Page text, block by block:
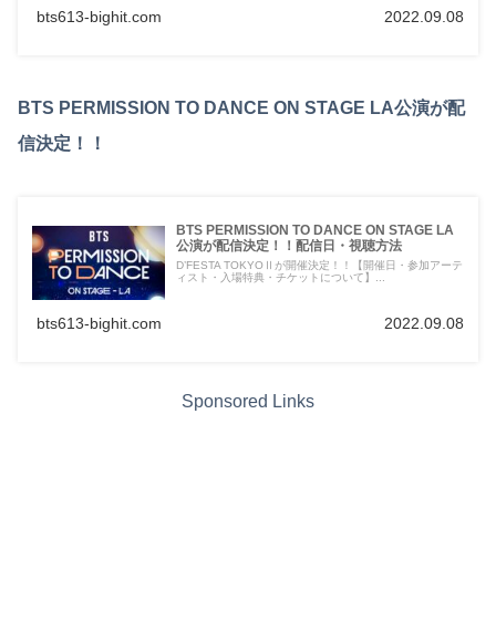
bts613-bighit.com 2022.09.08
BTS PERMISSION TO DANCE ON STAGE LA公演が配
信決定！！
BTS PERMISSION TO DANCE ON STAGE LA
公演が配信決定！！配信日・視聴方法
D’FESTA TOKYOⅡが開催決定！！【開催日・参加アーテ
ィスト・入場特典・チケットについて】...
bts613-bighit.com 2022.09.08
Sponsored Links